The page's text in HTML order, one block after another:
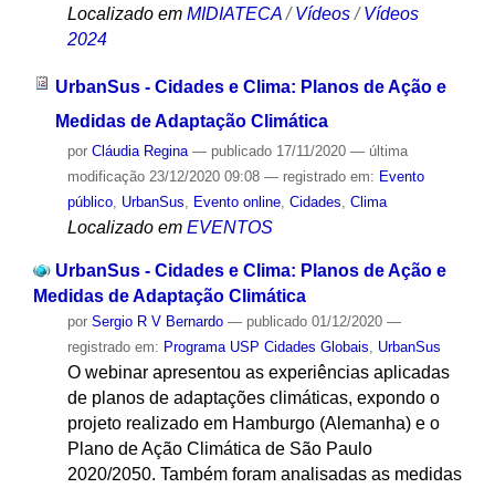
Localizado em MIDIATECA /Vídeos /Vídeos
2024
UrbanSus - Cidades e Clima: Planos de Ação e
Medidas de Adaptação Climática
por Cláudia Regina — publicado17/11/2020 — última
modificação23/12/2020 09:08 — registrado em: Evento
público, UrbanSus Evento online, Cidades Clima
Localizado em EVENTOS
UrbanSus - Cidades e Clima: Planos de Ação e
Medidas de Adaptação Climática
por Sergio R V Bernardo — publicado01/12/2020 —
registrado em: Programa USP Cidades Globais UrbanSus
O webinar apresentou as experiências aplicadas
de planos de adaptações climáticas, expondo o
projeto realizado em Hamburgo (Alemanha) e o
Plano de Ação Climática de São Paulo
2020/2050. Também foram analisadas as medidas